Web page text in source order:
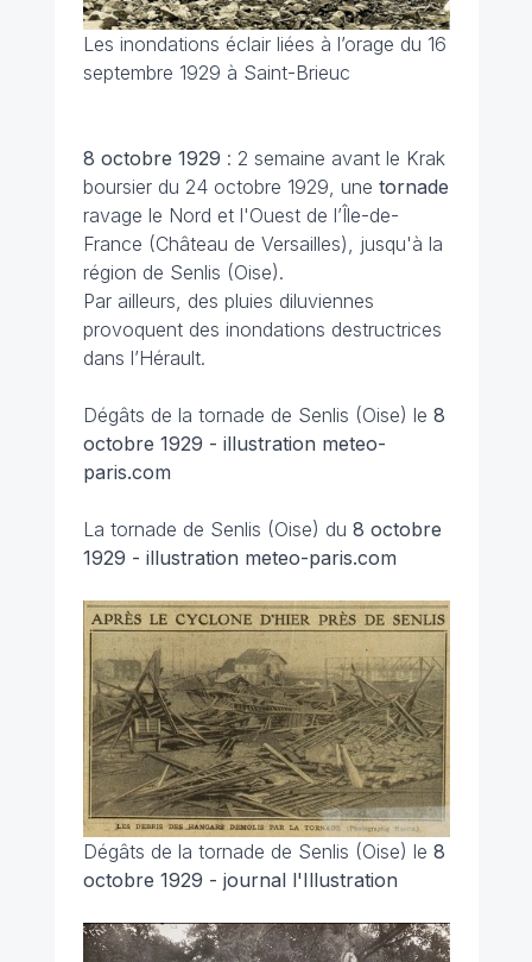
Les inondations éclair liées à l’orage du 16
septembre 1929 à Saint-Brieuc
8 octobre 1929 : 2 semaine avant le Krak
boursier du 24 octobre 1929, une tornade
ravage le Nord et l'Ouest de l’Île-de-
France (Château de Versailles), jusqu'à la
région de Senlis (Oise).
Par ailleurs, des pluies diluviennes
provoquent des inondations destructrices
dans l’Hérault.
Dégâts de la tornade de Senlis (Oise) le 8
octobre 1929 - illustration meteo-
paris.com
La tornade de Senlis (Oise) du 8 octobre
1929 - illustration meteo-paris.com
Dégâts de la tornade de Senlis (Oise) le 8
octobre 1929 - journal l'Illustration